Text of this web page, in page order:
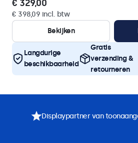
€ 329,00
€ 398,09 incl. btw
Bekijken
Langdurige
beschikbaarheid
Gratis
verzending &
retourneren
Displaypartner van